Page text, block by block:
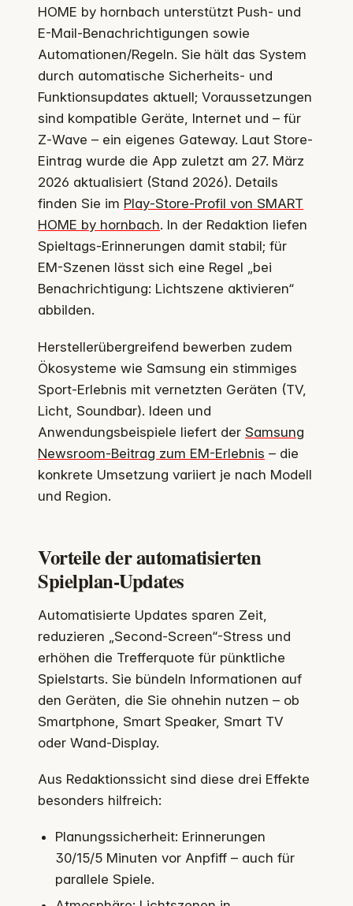
HOME by hornbach unterstützt Push- und
E-Mail-Benachrichtigungen sowie
Automationen/Regeln. Sie hält das System
durch automatische Sicherheits- und
Funktionsupdates aktuell; Voraussetzungen
sind kompatible Geräte, Internet und – für
Z‑Wave – ein eigenes Gateway. Laut Store-
Eintrag wurde die App zuletzt am 27. März
2026 aktualisiert (Stand 2026). Details
finden Sie im Play‑Store‑Profil von SMART
HOME by hornbach. In der Redaktion liefen
Spieltags-Erinnerungen damit stabil; für
EM-Szenen lässt sich eine Regel „bei
Benachrichtigung: Lichtszene aktivieren“
abbilden.
Herstellerübergreifend bewerben zudem
Ökosysteme wie Samsung ein stimmiges
Sport-Erlebnis mit vernetzten Geräten (TV,
Licht, Soundbar). Ideen und
Anwendungsbeispiele liefert der Samsung
Newsroom-Beitrag zum EM-Erlebnis – die
konkrete Umsetzung variiert je nach Modell
und Region.
Vorteile der automatisierten
Spielplan-Updates
Automatisierte Updates sparen Zeit,
reduzieren „Second-Screen“-Stress und
erhöhen die Trefferquote für pünktliche
Spielstarts. Sie bündeln Informationen auf
den Geräten, die Sie ohnehin nutzen – ob
Smartphone, Smart Speaker, Smart TV
oder Wand-Display.
Aus Redaktionssicht sind diese drei Effekte
besonders hilfreich:
Planungssicherheit: Erinnerungen
30/15/5 Minuten vor Anpfiff – auch für
parallele Spiele.